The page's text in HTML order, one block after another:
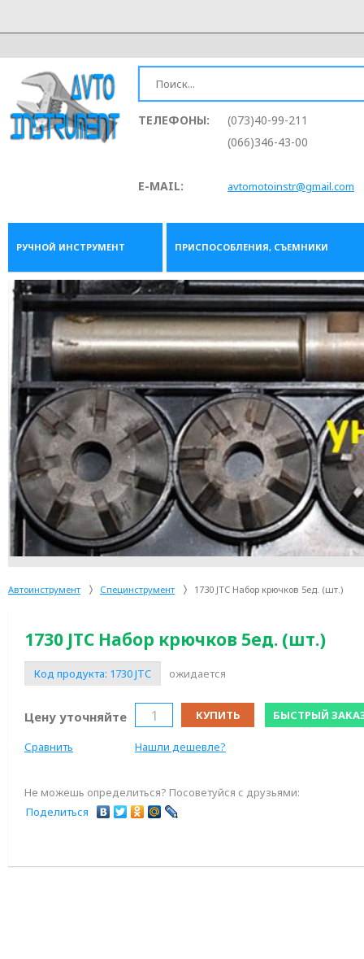
ТЕЛЕФОНЫ:
(073)40-99-211
(066)346-43-00
E-MAIL: avtomotoinstr@gmail.com
РУЧНОЙ ИНСТРУМЕНТ ПРИСПОСОБЛЕНИЯ, СЪЕМНИКИ
Автоинструмент Специнструмент 1730 JTC Набор крючков 5ед. (шт.)
1730 JTC Набор крючков 5ед. (шт.)
Код продукта: 1730 JTC ожидается
Цену уточняйте КУПИТЬ БЫСТРЫЙ
Сравнить Нашли дешевле?
Не можешь определиться? Посоветуйся с друзьями:
Поделиться